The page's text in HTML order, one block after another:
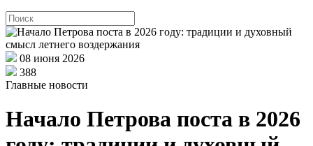
08 июня 2026
388
Главные новости
Начало Петрова поста в 2026